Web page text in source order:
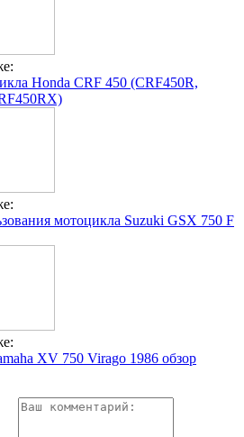
Honda CRF 450 (CRF450R,
мотоцикла Suzuki GSX 750 F
XV 750 Virago 1986 обзор